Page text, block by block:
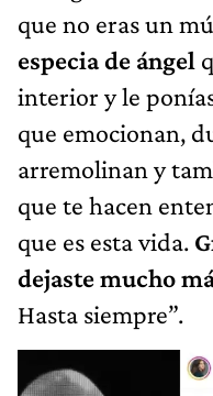
que no eras un
especia de ángel
interior y le
que emocionan,
arremolinan y
que te hacen
que es esta vida.
dejaste mucho
Hasta siempre”.